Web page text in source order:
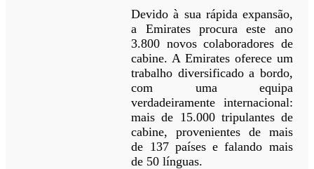
Devido à sua rápida expansão,
a Emirates procura este ano
3.800 novos colaboradores de
cabine. A Emirates oferece um
trabalho diversificado a bordo,
com uma equipa
verdadeiramente internacional:
mais de 15.000 tripulantes de
cabine, provenientes de mais
de 137 países e falando mais
de 50 línguas.